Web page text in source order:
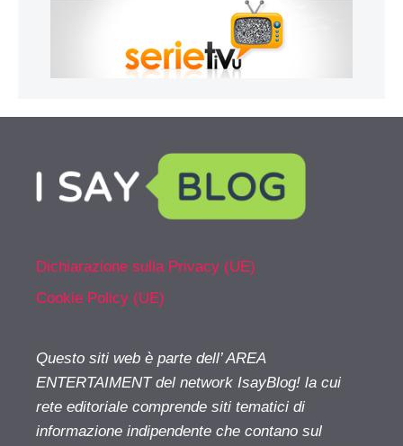
Dichiarazione sulla Privacy (UE)
Cookie Policy (UE)
Questo siti web è parte dell’ AREA
ENTERTAIMENT del network IsayBlog! la cui
rete editoriale comprende siti tematici di
informazione indipendente che contano sul